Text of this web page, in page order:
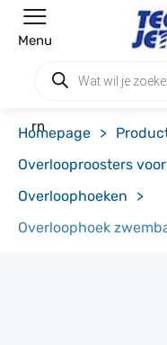
Menu
Producten
zoeken
rn
Homepage >
Overlooproosters
Overloophoeken
>
Overloophoek